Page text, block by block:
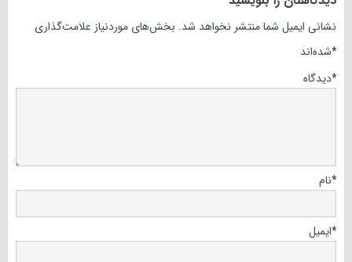
نشانی ایمیل شما منتشر نخواهد شد. بخش‌های موردنیاز علامت‌گذاری
شده‌اند*
دیدگاه*
نام*
ایمیل*